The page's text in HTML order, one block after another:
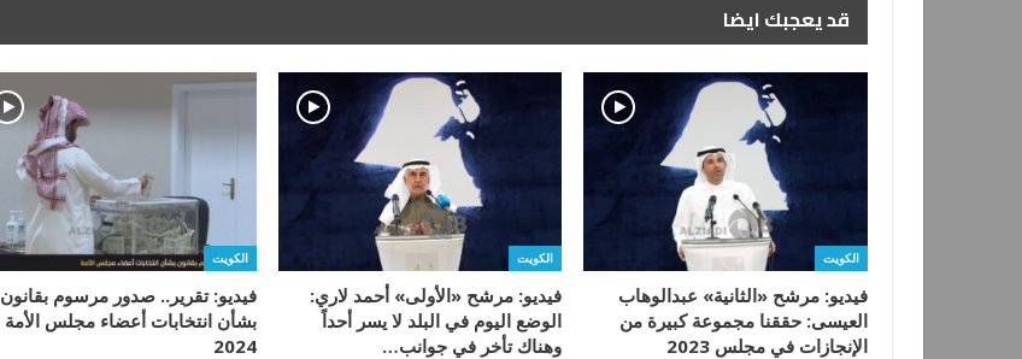
قد يعجبك ايضا
الكويت
فيديو: مرشح «الثانية» عبدالوهاب
العيسى: حققنا مجموعة كبيرة من
الإنجازات في مجلس 2023
الكويت
فيديو: مرشح «الأولى» أحمد لاري:
الوضع اليوم في البلد لا يسر أحداً
وهناك تأخر في جوانب…
الكويت
فيديو: تقرير.. صدور مرسوم بقانون
بشأن انتخابات أعضاء مجلس الأمة
2024